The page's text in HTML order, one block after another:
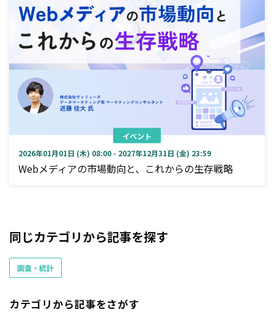
イベント
2026年01月01日 (木) 08:00 - 2027年12月31日 (金) 23:59
Webメディアの市場動向と、これからの生存戦略
同じカテゴリから記事を探す
調査・統計
カテゴリから記事をさがす